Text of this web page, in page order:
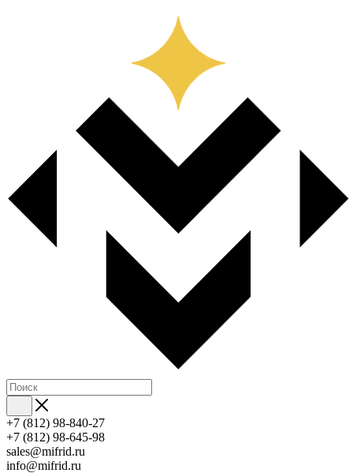
+7 (812) 98-840-27
+7 (812) 98-645-98
sales@mifrid.ru
info@mifrid.ru